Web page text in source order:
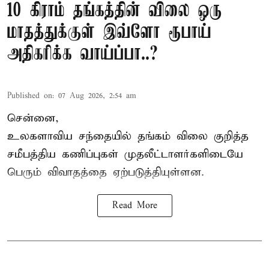
10 கிராம் தங்கத்தின் விலை ஒரு
மாதத்துக்குள் இவ்ளோ ரூபாய்
அதிகரிக்க வாய்ப்பா..?
Published on: 07 Aug 2026, 2:54 am
சென்னை,
உலகளாவிய சந்தையில் தங்கம் விலை குறித்த
சமீபத்திய கணிப்புகள் முதலீட்டாளர்களிடையே
பெரும் விவாதத்தை ஏற்படுத்தியுள்ளன.
Read More